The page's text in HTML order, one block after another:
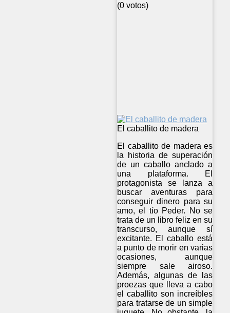
(0 votos)
El caballito de madera
El caballito de madera es
la historia de superación
de un caballo anclado a
una plataforma. El
protagonista se lanza a
buscar aventuras para
conseguir dinero para su
amo, el tío Peder. No se
trata de un libro feliz en su
transcurso, aunque sí
excitante. El caballo está
a punto de morir en varias
ocasiones, aunque
siempre sale airoso.
Además, algunas de las
proezas que lleva a cabo
el caballito son increíbles
para tratarse de un simple